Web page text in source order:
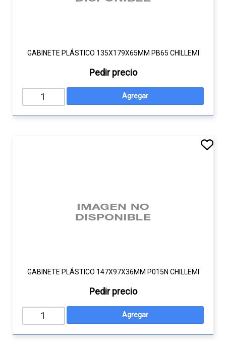
GABINETE PLÁSTICO 135X179X65MM PB65 CHILLEMI
Pedir precio
GABINETE PLÁSTICO 147X97X36MM P015N CHILLEMI
Pedir precio